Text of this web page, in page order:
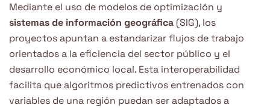
Mediante el uso de modelos de optimización y
sistemas de información geográfica (SIG), los
proyectos apuntan a estandarizar flujos de trabajo
orientados a la eficiencia del sector público y el
desarrollo económico local. Esta interoperabilidad
facilita que algoritmos predictivos entrenados con
variables de una región puedan ser adaptados a